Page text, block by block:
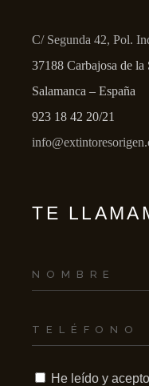
C/ Segunda 42, Pol.
37188 Carbajosa de la
Salamanca – España
923 18 42 20/21
TE
He leído y